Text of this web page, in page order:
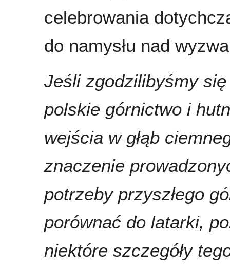
celebrowania
do namysłu nad
Jeśli zgodzilibyśmy
polskie górnictwo i
wejścia w głąb
znaczenie
potrzeby przyszłego
porównać do latarki,
niektóre szczegóły